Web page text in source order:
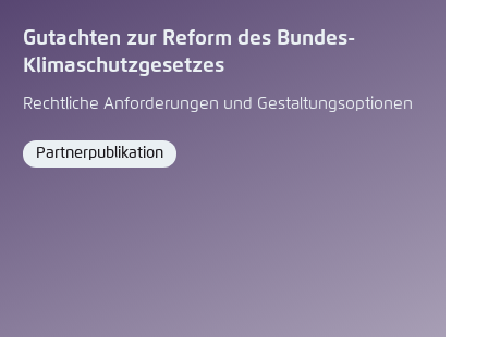
Gutachten zur Reform des Bundes-
Klimaschutzgesetzes
Rechtliche Anforderungen und Gestaltungsoptionen
Format
Partnerpublikation